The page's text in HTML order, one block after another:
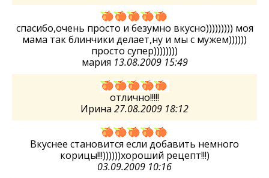
спасибо,очень просто и безумно вкусно))))))))) моя
мама так блинчики делает,ну и мы с мужем))))))
просто супер))))))))
мария 13.08.2009 15:49
отлично!!!!!
Ирина 27.08.2009 18:12
Вкуснее становится если добавить немного
корицы!!!))))))хороший рецепт!!!)
03.09.2009 10:16